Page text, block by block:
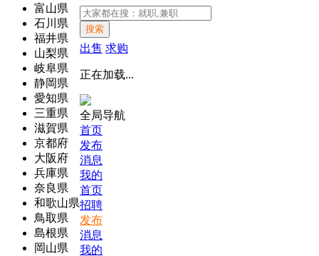
富山県
石川県
福井県
山梨県
岐阜県
静岡県
愛知県
三重県
滋賀県
京都府
大阪府
兵庫県
奈良県
和歌山県
鳥取県
島根県
岡山県
搜索
出售 求购
正在加载...
全局导航
首页
发布
消息
我的
首页
招聘
发布
消息
我的